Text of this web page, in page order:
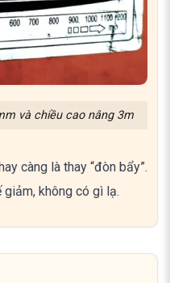
và chiều cao nâng 3m
càng là thay “đòn bẩy”.
không có gì lạ.